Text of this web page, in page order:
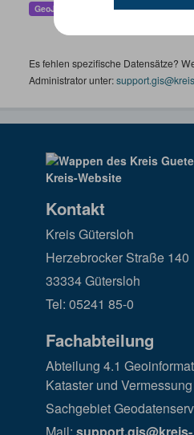
GeoJSON WMS
Es fehlen spezifische Datensätze?
Administrator unter:
Kontakt
Kreis Gütersloh
Herzebrocker Straße 140
33334 Gütersloh
Tel: 05241 85-0
Fachabteilung
Abteilung 4.1
Kataster und Vermessung
Sachgebiet